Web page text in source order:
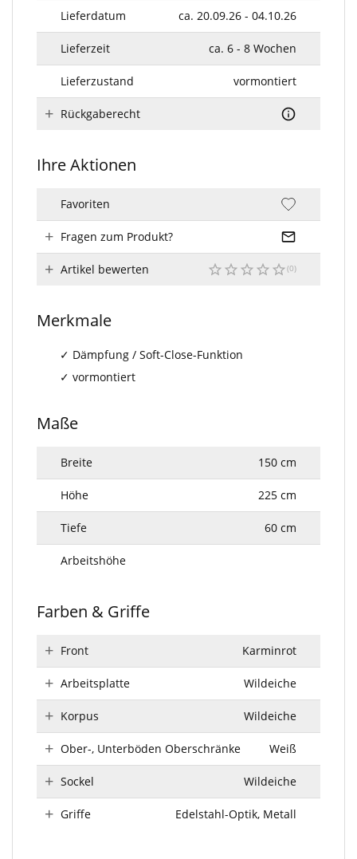
Lieferdatum ca. 20.09.26 - 04.10.26
Lieferzeit ca. 6 - 8 Wochen
Lieferzustand vormontiert
Rückgaberecht
Ihre Aktionen
Favoriten
Fragen zum Produkt?
Artikel bewerten
Merkmale
Dämpfung / Soft-Close-Funktion
vormontiert
Maße
Breite 150 cm
Höhe 225 cm
Tiefe 60 cm
Arbeitshöhe
Farben & Griffe
Front Karminrot
Arbeitsplatte Wildeiche
Korpus Wildeiche
Ober-, Unterböden Oberschränke Weiß
Sockel Wildeiche
Griffe Edelstahl-Optik, Metall